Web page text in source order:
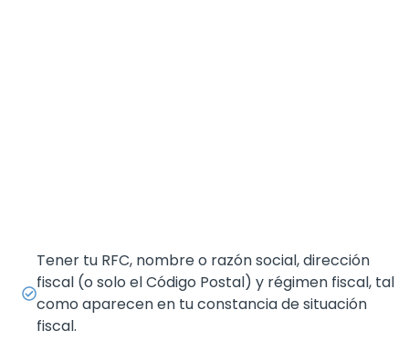
Tener tu RFC, nombre o razón social, dirección
fiscal (o solo el Código Postal) y régimen fiscal, tal
como aparecen en tu constancia de situación
fiscal.